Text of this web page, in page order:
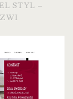
STYL –